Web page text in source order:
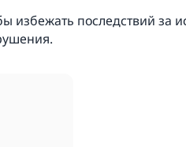
последствий за